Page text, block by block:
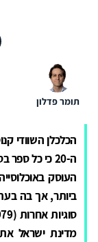
תומר פדלון
ה-20 כי כל
העוסק
ביותר, אך בה
מדינת ישראל